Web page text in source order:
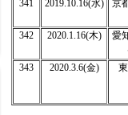
341 2019.10.16(水) 京
342 2020.1.16(木)
愛
343
2020.3.6(金)